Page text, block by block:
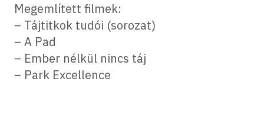
Megemlített filmek:
– Tájtitkok tudói (sorozat)
– A Pad
– Ember nélkül nincs táj
– Park Excellence